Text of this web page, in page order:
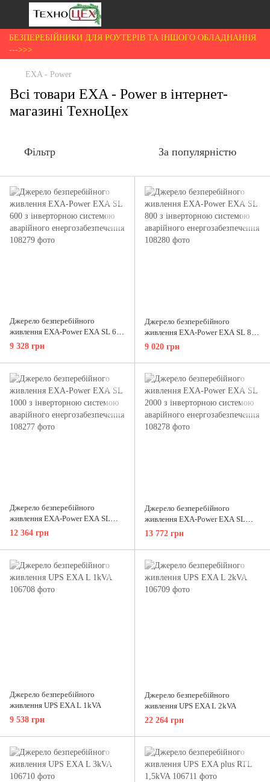
БЕЗПЕРЕБІЙНИКИ ДЛЯ РОУТЕРІВ ТА ІНШОГО ОБЛАДНАННЯ
--->>>
EXA - Power
Всі товари EXA - Power в інтернет-
магазині ТехноЦех
Фільтр За популярністю
Джерело безперебійного
живлення EXA-Power ЕХА SL 600
з інверторною системою
аварійного енергозабезпечення
9 328 грн
Джерело безперебійного
живлення EXA-Power ЕХА SL 800
з інверторною системою
аварійного енергозабезпечення
9 020 грн
Джерело безперебійного
живлення EXA-Power ЕХА SL
1000 з інверторною системою
аварійного енергозабезпечення
12 364 грн
Джерело безперебійного
живлення EXA-Power ЕХА SL
2000 з інверторною системою
аварійного енергозабезпечення
13 772 грн
Джерело безперебійного
живлення UPS EXA L 1kVA
9 538 грн
Джерело безперебійного
живлення UPS EXA L 2kVA
22 264 грн